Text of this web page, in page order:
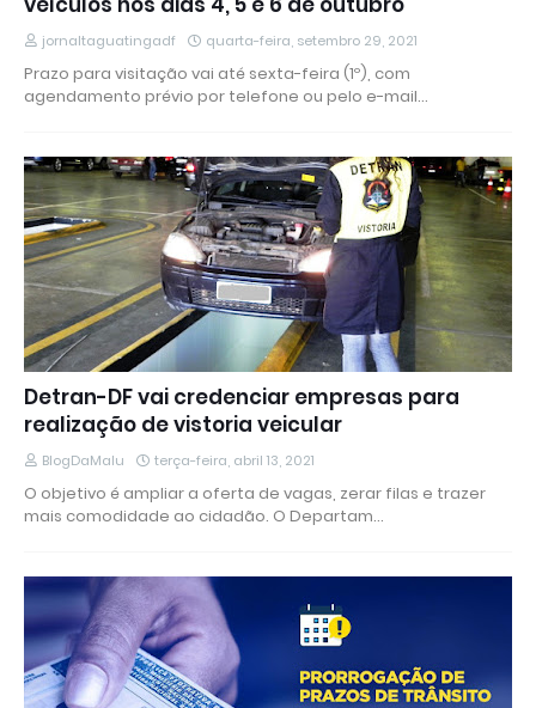
jornaltaguatingadf quarta-feira, setembro 29, 2021
Prazo para visitação vai até sexta-feira (1º), com
agendamento prévio por telefone ou pelo e-mail…
Detran-DF vai credenciar empresas para
realização de vistoria veicular
BlogDaMalu terça-feira, abril 13, 2021
O objetivo é ampliar a oferta de vagas, zerar filas e trazer
mais comodidade ao cidadão. O Departam…